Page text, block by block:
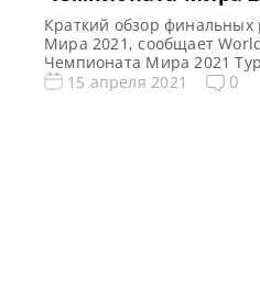
Краткий обзор
Мира 2021, сообщает
Чемпионата Мира 2021
Чемпионата Мира 2021
15 апреля 2021 0